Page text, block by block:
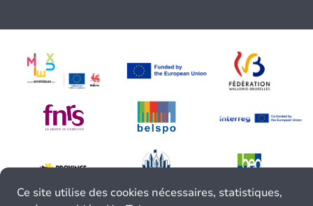
Ce site utilise des cookies nécessaires, statistiques,